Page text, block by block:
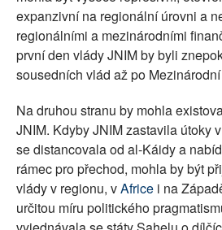
expanzivní na regionální úrovni a
regionálními a mezinárodními
první den vlády JNIM by byli
sousedních vlád až po
Na druhou stranu by mohla
JNIM. Kdyby JNIM zastavila útoky
se distancovala od al-Káidy a
rámec pro přechod, mohla by být
vlády v regionu, vAfrice i na
určitou míru politického